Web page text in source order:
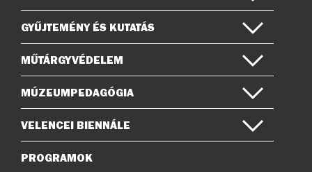
GYŰJTEMÉNY ÉS KUTATÁS
MŰTÁRGYVÉDELEM
MÚZEUMPEDAGÓGIA
VELENCEI BIENNÁLE
PROGRAMOK